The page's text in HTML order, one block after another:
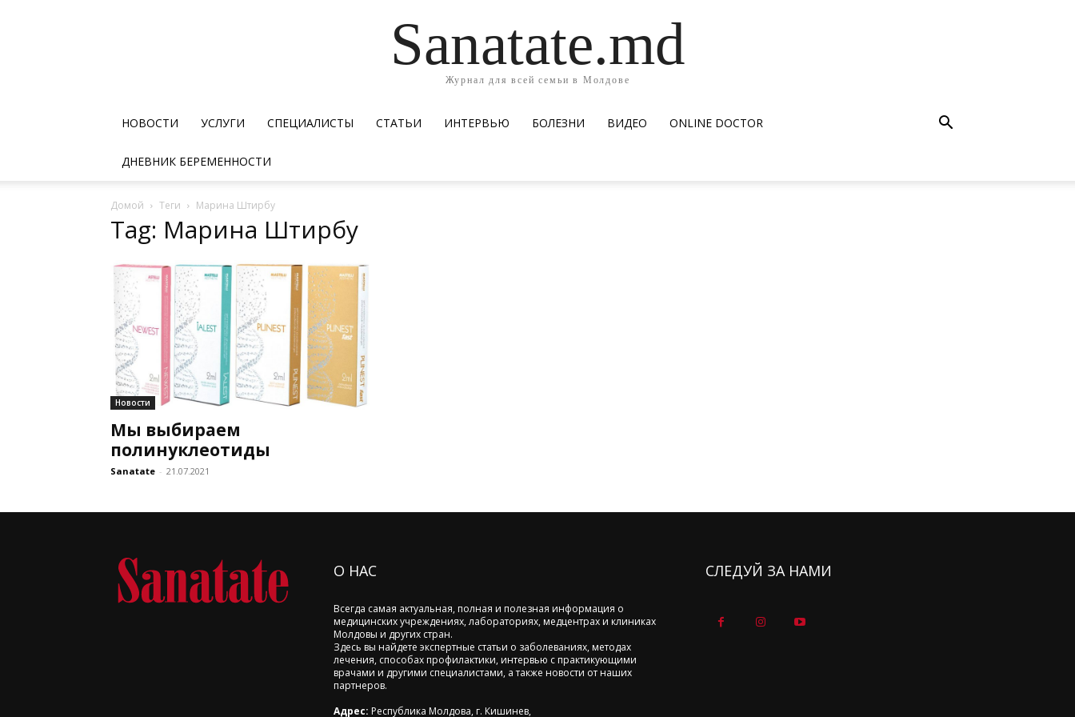
Sanatate.md
Журнал для всей семьи в Молдове
НОВОСТИ УСЛУГИ СПЕЦИАЛИСТЫ СТАТЬИ ИНТЕРВЬЮ БОЛЕЗНИ ВИДЕО ОNLINE DOCTOR
ДНЕВНИК БЕРЕМЕННОСТИ
Домой Теги Марина Штирбу
Tag: Марина Штирбу
Новости
Мы выбираем
полинуклеотиды
Sanatate - 21.07.2021
О НАС
Всегда самая актуальная, полная и полезная информация о
медицинских учреждениях, лабораториях, медцентрах и клиниках
Молдовы и других стран.
Здесь вы найдете экспертные статьи о заболеваниях, методах
лечения, способах профилактики, интервью с практикующими
врачами и другими специалистами, а также новости от наших
партнеров.
Адрес: Республика Молдова, г. Кишинев,
СЛЕДУЙ ЗА НАМИ